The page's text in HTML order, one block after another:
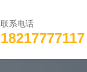
联系电话
18217777117